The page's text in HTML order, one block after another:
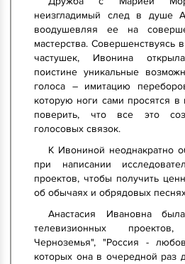
неизгладимый след в душе
воодушевляя ее на
мастерства. Совершенствуясь
частушек, Ивонина
поистине уникальные
голоса – имитацию
которую ноги сами просятся
поверить, что все это
голосовых связок.
К Ивониной неоднакратно
при написании
проектов, чтобы получить
об обычаях и обрядовых
Анастасия Ивановна
телевизионных
Черноземья", "Россия -
которых она в очередной раз